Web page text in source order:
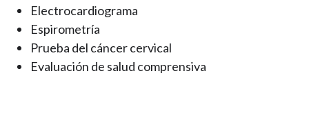
Electrocardiograma
Espirometría
Prueba del cáncer cervical
Evaluación de salud comprensiva